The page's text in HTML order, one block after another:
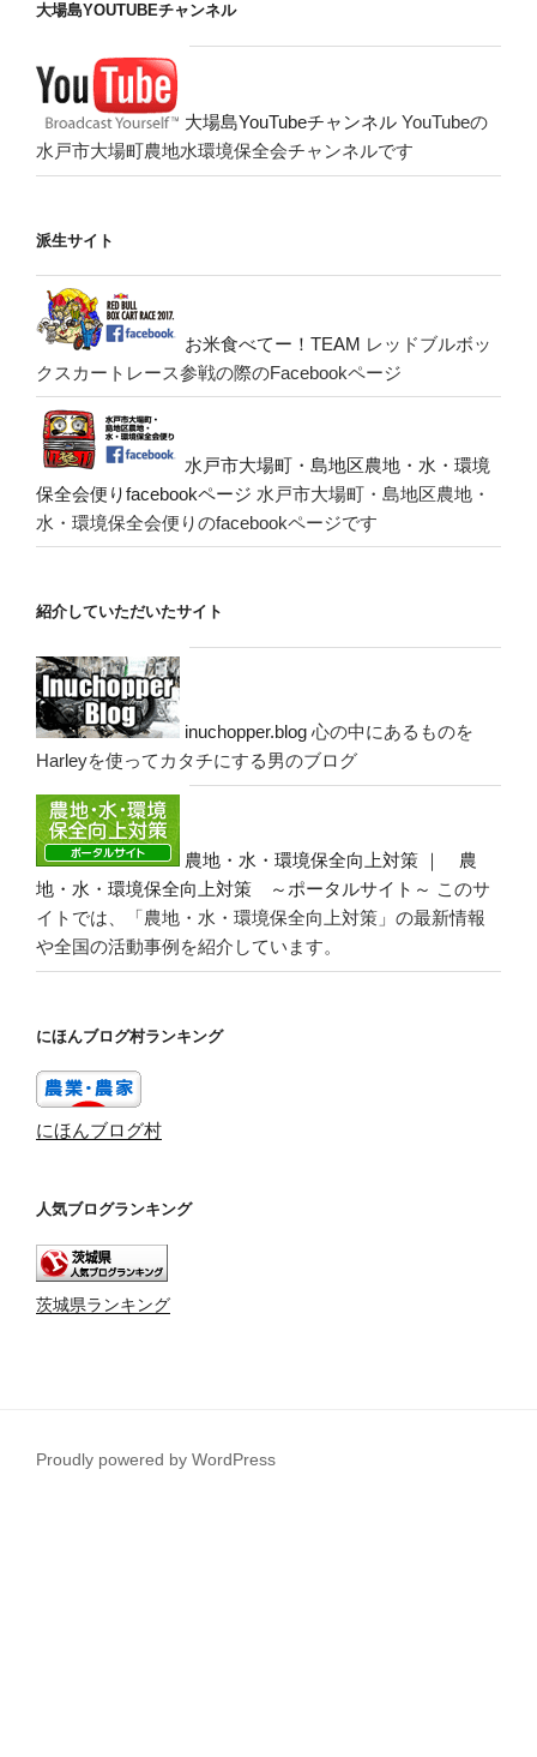
大場島YOUTUBEチャンネル
大場島YouTubeチャンネル YouTubeの
水戸市大場町農地水環境保全会チャンネルです
派生サイト
お米食べてー！TEAM レッドブルボッ
クスカートレース参戦の際のFacebookページ
水戸市大場町・島地区農地・水・環境
保全会便りfacebookページ 水戸市大場町・島地区農地・
水・環境保全会便りのfacebookページです
紹介していただいたサイト
inuchopper.blog 心の中にあるものを
Harleyを使ってカタチにする男のブログ
農地・水・環境保全向上対策 ｜ 農
地・水・環境保全向上対策 ～ポータルサイト～ このサ
イトでは、「農地・水・環境保全向上対策」の最新情報
や全国の活動事例を紹介しています。
にほんブログ村ランキング
にほんブログ村
人気ブログランキング
茨城県ランキング
Proudly powered by WordPress